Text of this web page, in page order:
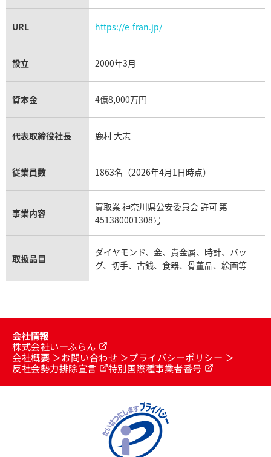
URL https://e-fran.jp/
設立 2000年3月
資本金 4億8,000万円
代表取締役社長 鹿村 大志
従業員数 1863名（2026年4月1日時点）
事業内容
買取業 神奈川県公安委員会 許可 第
451380001308号
取扱品目
ダイヤモンド、金、貴金属、時計、バッ
グ、切手、古銭、食器、骨董品、絵画等
会社情報
株式会社いーふらん
会社概要
お問い合わせ
プライバシーポリシー
反社会勢力排除宣言
特別国際種事業者番号